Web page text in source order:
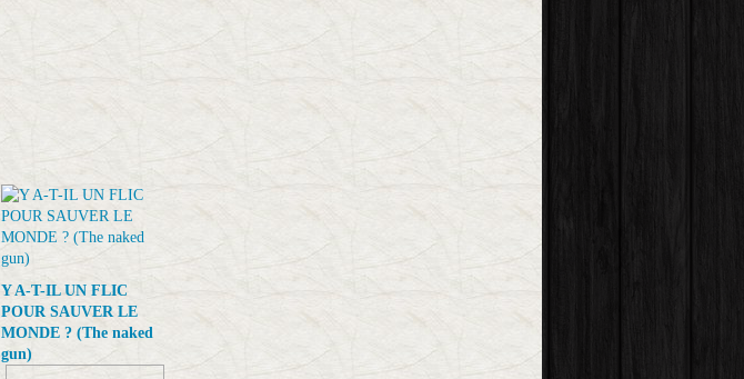
Y A-T-IL UN FLIC
POUR SAUVER LE
MONDE ? (The naked
gun)